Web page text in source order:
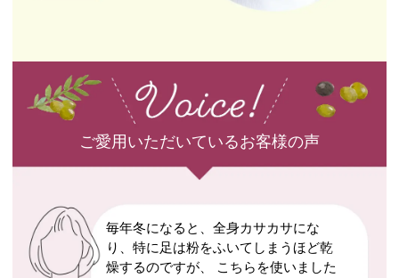
ご愛用いただいているお客様の声
毎年冬になると、全身カサカサにな
り、特に足は粉をふいてしまうほど乾
燥するのですが、 こちらを使いました